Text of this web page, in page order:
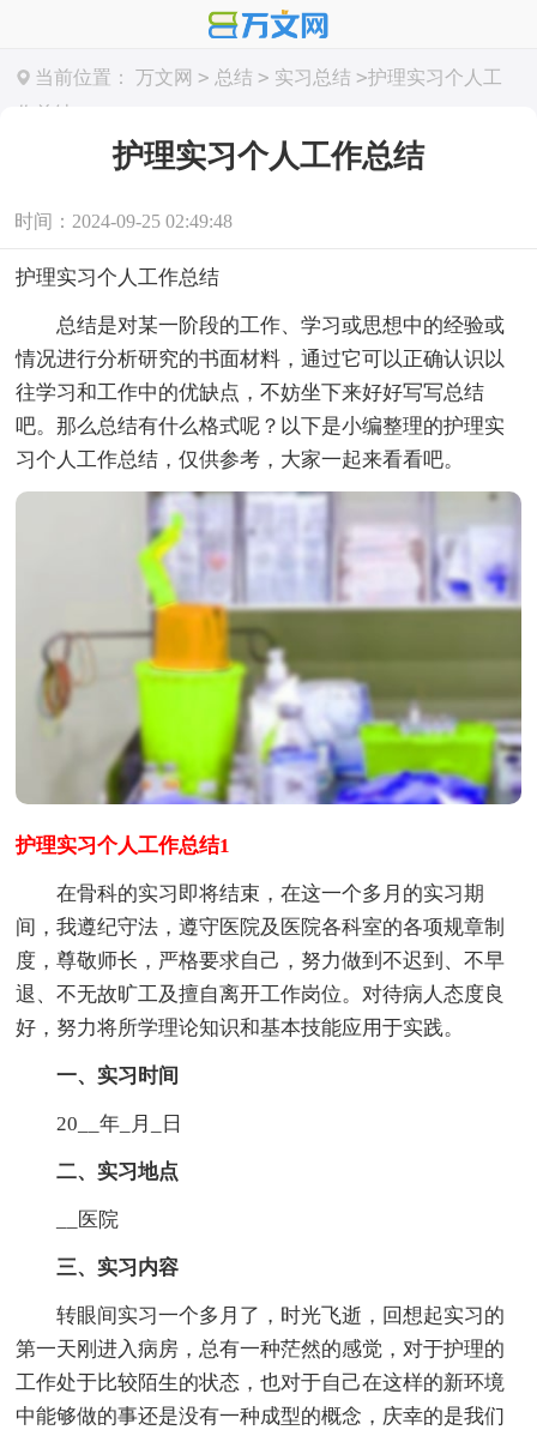
当前位置： 万文网 > 总结 > 实习总结 >护理实习个人工
作总结
护理实习个人工作总结
时间：2024-09-25 02:49:48
护理实习个人工作总结
总结是对某一阶段的工作、学习或思想中的经验或
情况进行分析研究的书面材料，通过它可以正确认识以
往学习和工作中的优缺点，不妨坐下来好好写写总结
吧。那么总结有什么格式呢？以下是小编整理的护理实
习个人工作总结，仅供参考，大家一起来看看吧。
护理实习个人工作总结1
在骨科的实习即将结束，在这一个多月的实习期
间，我遵纪守法，遵守医院及医院各科室的各项规章制
度，尊敬师长，严格要求自己，努力做到不迟到、不早
退、不无故旷工及擅自离开工作岗位。对待病人态度良
好，努力将所学理论知识和基本技能应用于实践。
一、实习时间
20__年_月_日
二、实习地点
__医院
三、实习内容
转眼间实习一个多月了，时光飞逝，回想起实习的
第一天刚进入病房，总有一种茫然的感觉，对于护理的
工作处于比较陌生的状态，也对于自己在这样的新环境
中能够做的事还是没有一种成型的概念，庆幸的是我们